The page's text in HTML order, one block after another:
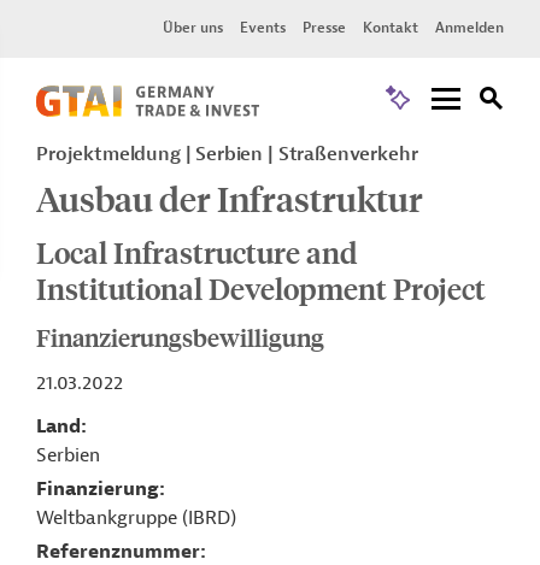
Über uns Events Presse Kontakt Anmelden
Projektmeldung Serbien Straßenverkehr
Ausbau der Infrastruktur
Local Infrastructure and
Institutional Development Project
Finanzierungsbewilligung
21.03.2022
Land
Serbien
Finanzierung
Weltbankgruppe (IBRD)
Referenznummer